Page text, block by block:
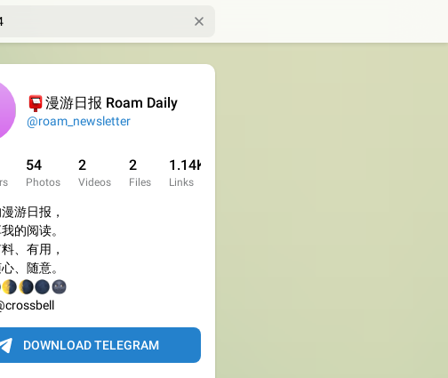
漫游日报 Roam Daily
@roam_newsletter
54
Photos
2
Videos
2
Files
1.14K
Links
游日报，
的阅读。
、有用，
、随意。
DOWNLOAD TELEGRAM